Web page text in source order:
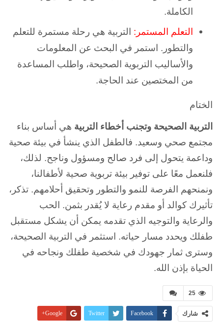
الكاملة.
التعلم المستمر: التربية هي رحلة مستمرة للتعلم
والتطور. استمر في البحث عن المعلومات
والأساليب التربوية الصحيحة، واطلب المساعدة
من المختصين عند الحاجة.
الختام
التربية الصحيحة وتجنب أخطاء التربية هي أساس بناء
مجتمع صحي وسعيد. فالطفل الذي ينشأ في بيئة صحية
وداعمة يتحول إلى فرد صالح ومسؤول وناجح. لذلك،
فلنعمل معًا على توفير بيئة تربوية صحية لأطفالنا،
ونمنحهم الفرصة للنمو والتطور وتحقيق أحلامهم. تذكر،
تأثيرك كوالد أو مقدم رعاية لا يُقدر بثمن. الحب
والرعاية والتوجيه الذي تقدمه يمكن أن يشكل مستقبل
طفلك ويحدد مسار حياته. استثمر في التربية الصحيحة،
وسترى ثمار جهودك في شخصية طفلك ونجاحه في
الحياة بإذن الله.
25
شارك Facebook
Twitter
Google+